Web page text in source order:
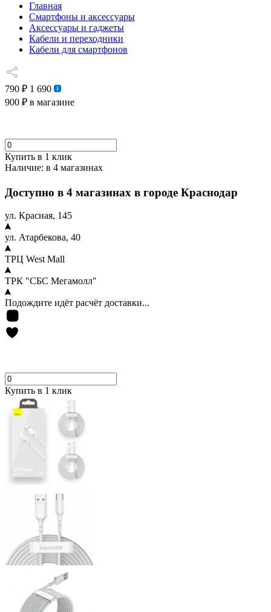
Главная
Смартфоны и аксессуары
Аксессуары и гаджеты
Кабели и переходники
Кабели для смартфонов
790 ₽ 1 690
900 ₽ в магазине
Купить в 1 клик
Наличие: в 4 магазинах
Доступно в 4 магазинах в городе Краснодар
ул. Красная, 145
ул. Атарбекова, 40
ТРЦ West Mall
ТРК "СБС Мегамолл"
Подождите идёт расчёт доставки...
Купить в 1 клик